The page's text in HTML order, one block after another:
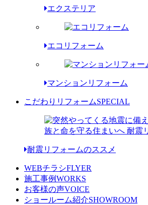
エクステリア
エコリフォーム
マンションリフォーム
こだわりリフォームSPECIAL
耐震リフォームのススメ
WEBチラシFLYER
施工事例WORKS
お客様の声VOICE
ショールーム紹介SHOWROOM